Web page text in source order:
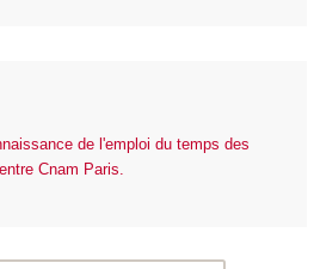
de l'emploi du temps des
Cnam Paris.